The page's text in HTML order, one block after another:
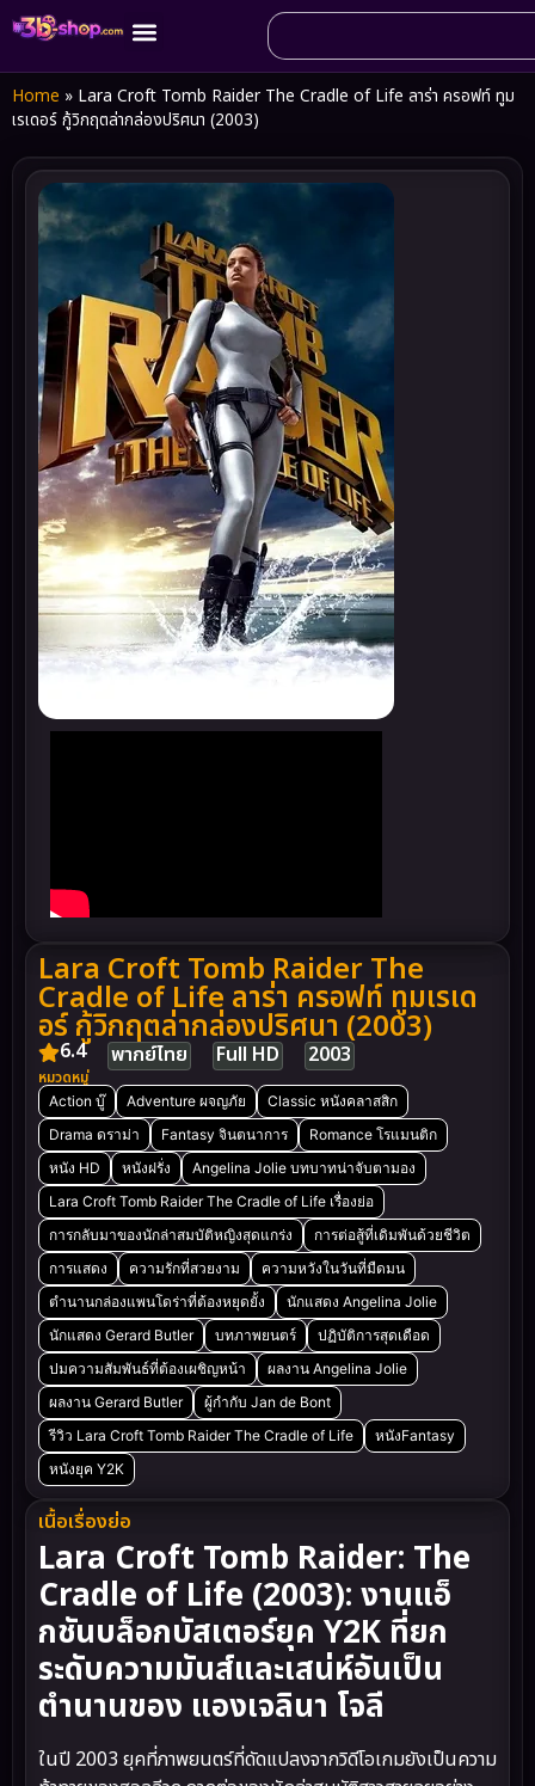
Home » Lara Croft Tomb Raider The Cradle of Life ลาร่า ครอฟท์ ทูม
เรเดอร์ กู้วิกฤตล่ากล่องปริศนา (2003)
Lara Croft Tomb Raider The
Cradle of Life ลาร่า ครอฟท์ ทูมเรเด
อร์ กู้วิกฤตล่ากล่องปริศนา (2003)
6.4 พากย์ไทย Full HD 2003
หมวดหมู่
Action บู๊ Adventure ผจญภัย
Classic หนังคลาสสิก
Drama ดราม่า
Fantasy จินตนาการ
Romance โรแมนติก
หนัง HD
หนังฝรั่ง
Angelina Jolie บทบาทน่าจับตามอง
Lara Croft Tomb Raider The Cradle of Life เรื่องย่อ
การกลับมาของนักล่าสมบัติหญิงสุดแกร่ง
การต่อสู้ที่เดิมพันด้วยชีวิต
การแสดง
ความรักที่สวยงาม
ความหวังในวันที่มืดมน
ตำนานกล่องแพนโดร่าที่ต้องหยุดยั้ง
นักแสดง Angelina Jolie
นักแสดง Gerard Butler
บทภาพยนตร์
ปฏิบัติการสุดเดือด
ปมความสัมพันธ์ที่ต้องเผชิญหน้า
ผลงาน Angelina Jolie
ผลงาน Gerard Butler
ผู้กำกับ Jan de Bont
รีวิว Lara Croft Tomb Raider The Cradle of Life
หนังFantasy
หนังยุค Y2K
เนื้อเรื่องย่อ
Lara Croft Tomb Raider: The
Cradle of Life (2003): งานแอ็
กชันบล็อกบัสเตอร์ยุค Y2K ที่ยก
ระดับความมันส์และเสน่ห์อันเป็น
ตำนานของ แองเจลินา โจลี
ในปี 2003 ยุคที่ภาพยนตร์ที่ดัดแปลงจากวิดีโอเกมยังเป็นความ